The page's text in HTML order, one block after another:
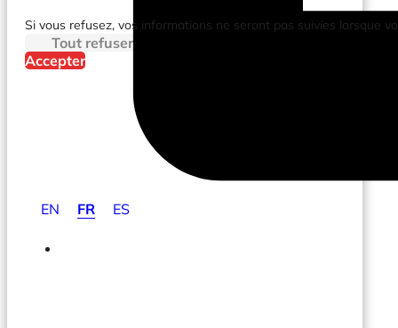
EN FR ES
Si vous refusez, vos informations ne seront pas suivies lorsque
Tout refuser
Accepter